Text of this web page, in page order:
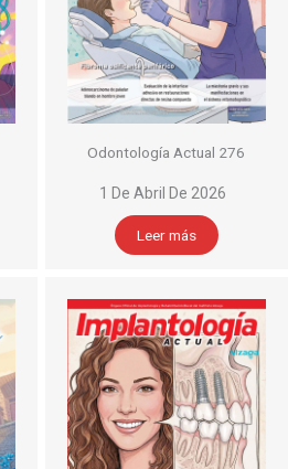
Odontología Actual 276
1 De Abril De 2026
Leer más